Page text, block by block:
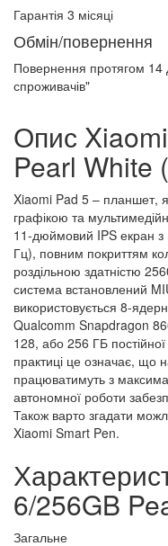
Гарантія 3 місяці
Обмін/повернення
Повернення протягом 14
спроживачів"
Опис
Pearl White
Xiaomi Pad 5 – планшет,
графікою та
11-дюймовий IPS екран
Гц), повним покриттям
роздільною здатністю
система встановлений
використовується 8-
Qualcomm Snapdragon
128, або 256 ГБ
практиці це означає, що
працюватимуть з
автономної роботи
Також варто згадати
Xiaomi Smart Pen.
6/256GB
Загальне